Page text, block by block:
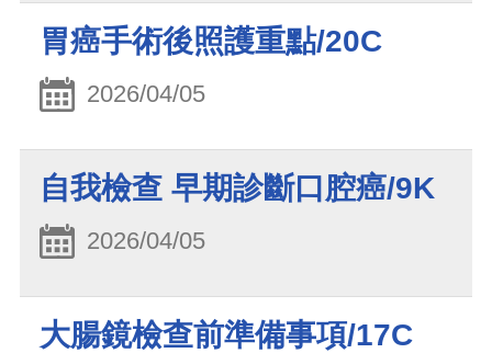
胃癌手術後照護重點/20C
2026/04/05
自我檢查 早期診斷口腔癌/9K
2026/04/05
大腸鏡檢查前準備事項/17C